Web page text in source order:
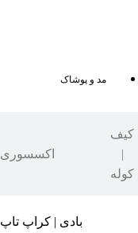
مد و پوشاک
کیف
|
کوله
اکسسوری
بادی | کراپ تاپ